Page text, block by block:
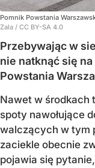
Pomnik Powstania
Zala / CC BY-SA 4.0
Przebywając w
nie natknąć się
Powstania
Nawet w środkach
spoty nawołujące
walczących w tym
zaciekle obecnie
pojawia się